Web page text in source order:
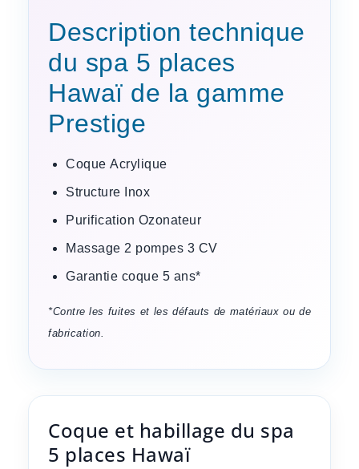
Description technique
du spa 5 places
Hawaï de la gamme
Prestige
Coque Acrylique
Structure Inox
Purification Ozonateur
Massage 2 pompes 3 CV
Garantie coque 5 ans*
*Contre les fuites et les défauts de matériaux ou de
fabrication.
Coque et habillage du spa
5 places Hawaï